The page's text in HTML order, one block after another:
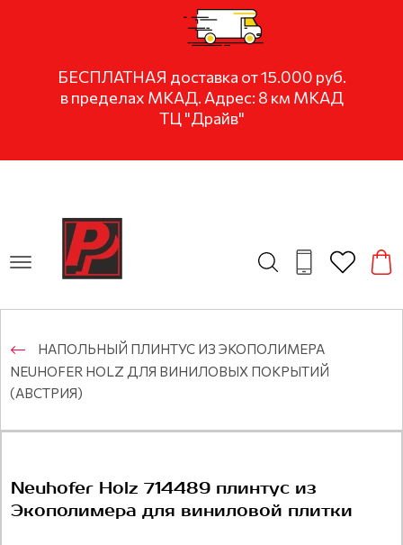
БЕСПЛАТНАЯ доставка от 15.000 руб.
в пределах МКАД. Адрес: 8 км МКАД
ТЦ "Драйв"
НАПОЛЬНЫЙ ПЛИНТУС ИЗ ЭКОПОЛИМЕРА
NEUHOFER HOLZ ДЛЯ ВИНИЛОВЫХ ПОКРЫТИЙ
(АВСТРИЯ)
Neuhofer Holz 714489 плинтус из
Экополимера для виниловой плитки